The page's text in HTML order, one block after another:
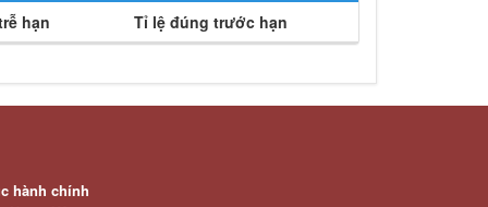
hạn Tỉ lệ đúng trước hạn
hành chính